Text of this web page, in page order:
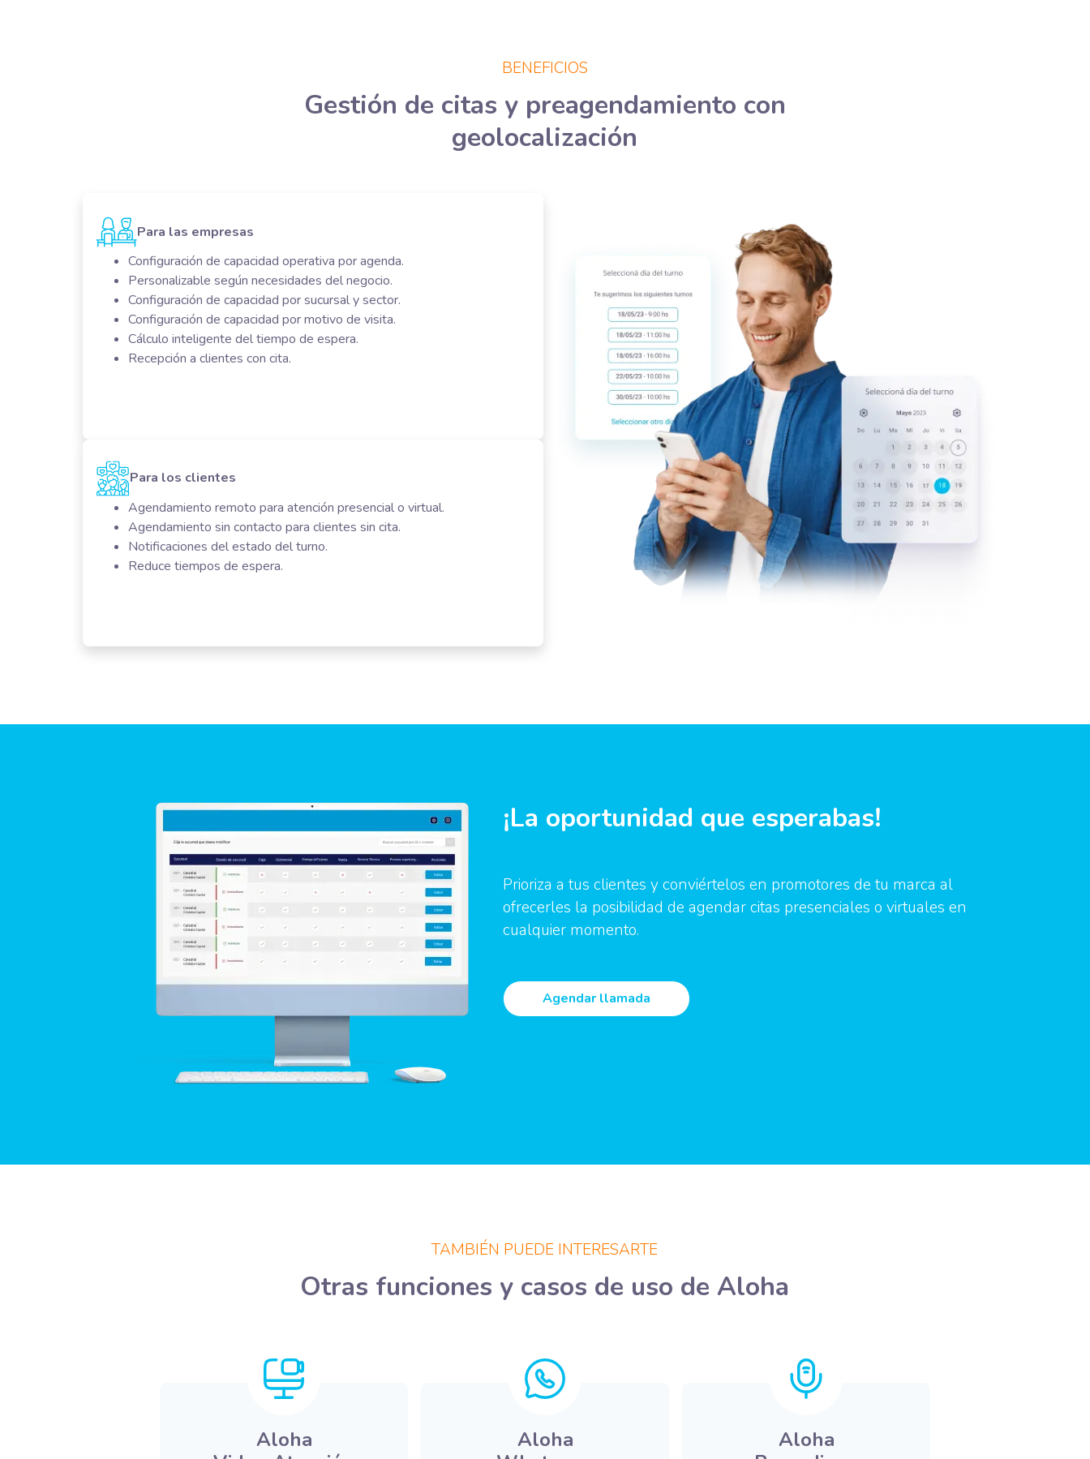
BENEFICIOS
Gestión de citas y preagendamiento con
geolocalización
Para las empresas
Configuración de capacidad operativa por agenda.
Personalizable según necesidades del negocio.
Configuración de capacidad por sucursal y sector.
Configuración de capacidad por motivo de visita.
Cálculo inteligente del tiempo de espera.
Recepción a clientes con cita.
Para los clientes
Agendamiento remoto para atención presencial o virtual.
Agendamiento sin contacto para clientes sin cita.
Notificaciones del estado del turno.
Reduce tiempos de espera.
¡La oportunidad que esperabas!
Prioriza a tus clientes y conviértelos en promotores de tu marca al
ofrecerles la posibilidad de agendar citas presenciales o virtuales en
cualquier momento.
Agendar llamada
TAMBIÉN PUEDE INTERESARTE
Otras funciones y casos de uso de Aloha
Aloha
Aloha
Aloha